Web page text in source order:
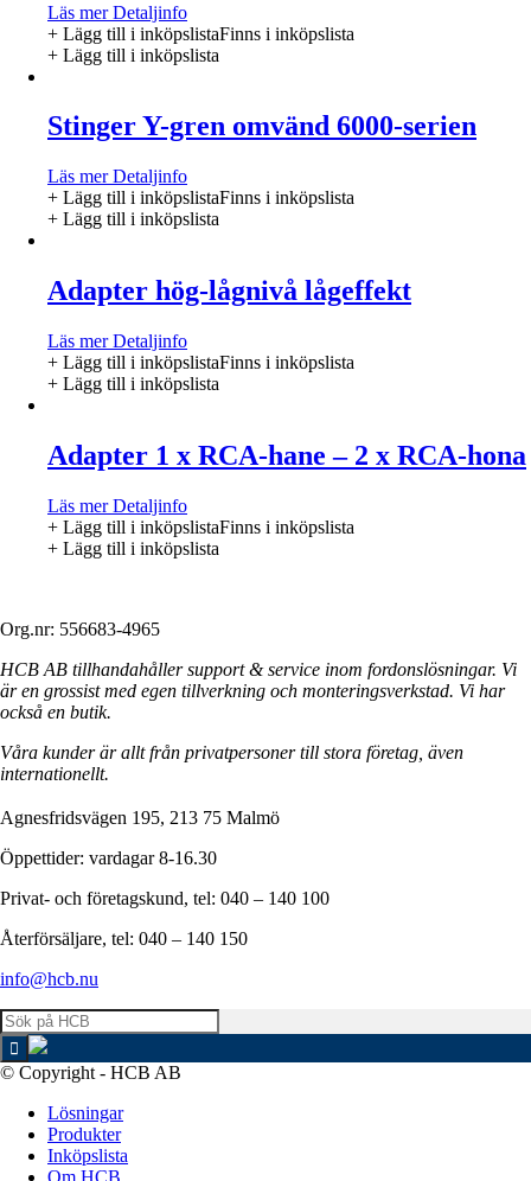
Läs merDetaljinfo
+ Lägg till i inköpslistaFinns i inköpslista
+ Lägg till i inköpslista
Stinger Y-gren omvänd 6000-serien
Läs merDetaljinfo
+ Lägg till i inköpslistaFinns i inköpslista
+ Lägg till i inköpslista
Adapter hög-lågnivå lågeffekt
Läs merDetaljinfo
+ Lägg till i inköpslistaFinns i inköpslista
+ Lägg till i inköpslista
Adapter 1 x RCA-hane – 2 x RCA-hona
Läs merDetaljinfo
+ Lägg till i inköpslistaFinns i inköpslista
+ Lägg till i inköpslista
Org.nr: 556683-4965
HCB AB tillhandahåller support & service inom fordonslösningar. Vi
är en grossist med egen tillverkning och monteringsverkstad. Vi har
också en butik.
Våra kunder är allt från privatpersoner till stora företag, även
internationellt.
Agnesfridsvägen 195, 213 75 Malmö
Öppettider: vardagar 8-16.30
Privat- och företagskund, tel: 040 – 140 100
Återförsäljare, tel: 040 – 140 150
info@hcb.nu
© Copyright - HCB AB
Lösningar
Produkter
Inköpslista
Om HCB